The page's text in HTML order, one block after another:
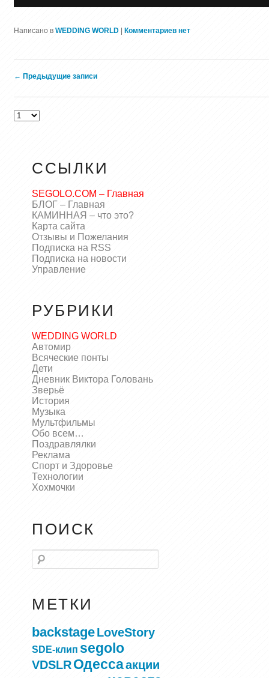
Написано в WEDDING WORLD | Комментариев нет
Навигация по записям
← Предыдущие записи
ССЫЛКИ
SEGOLO.COM – Главная
БЛОГ – Главная
КАМИННАЯ – что это?
Карта сайта
Отзывы и Пожелания
Подписка на RSS
Подписка на новости
Управление
РУБРИКИ
WEDDING WORLD
Автомир
Всяческие понты
Дети
Дневник Виктора Головань
Зверьё
История
Музыка
Мультфильмы
Обо всем…
Поздравлялки
Реклама
Спорт и Здоровье
Технологии
Хохмочки
ПОИСК
Поиск
МЕТКИ
backstageLoveStory
SDE-клип segolo
VDSLRОдессаакции